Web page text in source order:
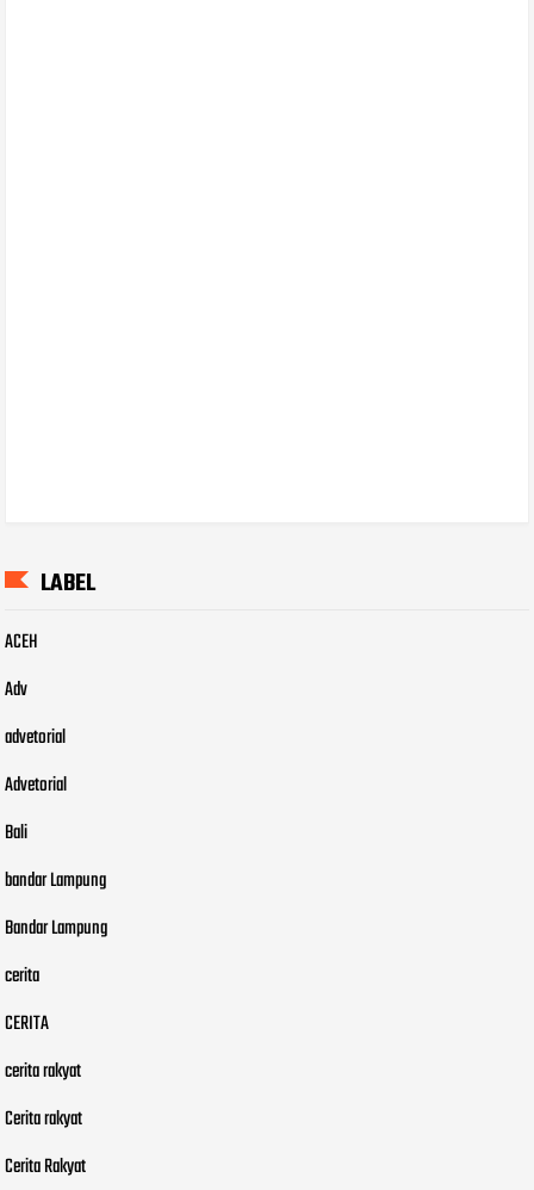
LABEL
ACEH
Adv
advetorial
Advetorial
Bali
bandar Lampung
Bandar Lampung
cerita
CERITA
cerita rakyat
Cerita rakyat
Cerita Rakyat